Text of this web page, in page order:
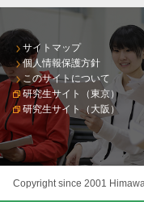
サイトマップ
個人情報保護方針
このサイトについて
研究生サイト（東京）
研究生サイト（大阪）
Copyright since 2001